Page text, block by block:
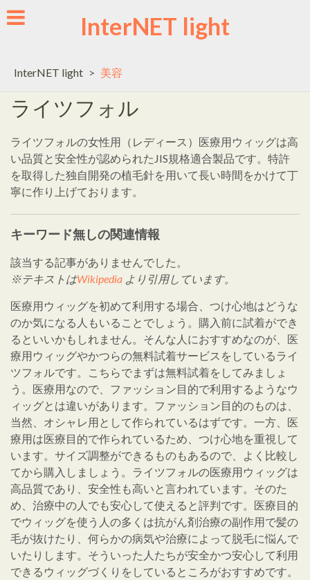
Skip
to
InterNET light
InterNET light > 美容
ライツフォル
ライツフォルの女性用（レディース）医療用ウィッグは高
い品質と安全性が認められたJIS規格適合製品です。特許
を取得した独自開発の植毛針を用いて長い時間をかけて丁
寧に作り上げております。
キーワード無しの関連情報
該当する記事がありませんでした。
※テキストはWikipedia より引用しています。
医療用ウィッグを初めて利用する場合、つけ心地はどうな
のか気になる人もいることでしょう。購入前に試着ができ
るといいかもしれません。そんな人におすすめなのが、医
療用ウィッグやかつらの無料試着サービスをしているライ
ツフォルです。こちらでまずは無料試着をしてみましょ
う。医療用なので、ファッション目的で利用するようなウ
ィッグとは違いがあります。ファッション目的のものは、
当然、オシャレ用として作られているはずです。一方、医
療用は医療目的で作られているため、つけ心地を重視して
います。サイズ調整ができるものもあるので、よく比較し
てから購入しましょう。ライツフォルの医療用ウィッグは
高品質であり、安全性も高いと言われています。そのた
め、治療中の人でも安心して使えると評判です。医療目的
でウィッグを使う人の多くは抗がん剤治療の副作用で髪の
毛が抜けたり、何らかの病気や治療によって脱毛に悩んで
いたりします。そういった人たちが安全かつ安心して利用
できるウィッグづくりをしているところがおすすめです。